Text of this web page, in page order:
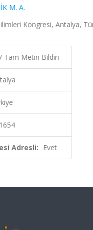
M. A.
Kongresi, Antalya,
Tam Metin Bildiri
Adresli: Evet